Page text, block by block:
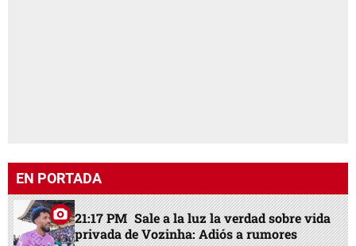
EN PORTADA
21:17 PM Sale a la luz la verdad sobre vida
privada de Vozinha: Adiós a rumores